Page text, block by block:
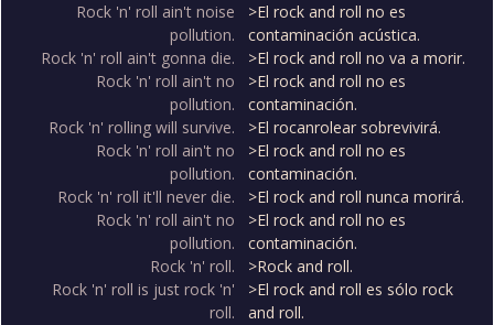
Rock 'n' roll ain't noise
pollution.
Rock 'n' roll ain't gonna die.
Rock 'n' roll ain't no
pollution.
Rock 'n' rolling will survive.
Rock 'n' roll ain't no
pollution.
Rock 'n' roll it'll never die.
Rock 'n' roll ain't no
pollution.
Rock 'n' roll.
Rock 'n' roll is just rock 'n'
roll.
>El rock and roll no es
contaminación acústica.
>El rock and roll no va a morir.
>El rock and roll no es
contaminación.
>El rocanrolear sobrevivirá.
>El rock and roll no es
contaminación.
>El rock and roll nunca morirá.
>El rock and roll no es
contaminación.
>Rock and roll.
>El rock and roll es sólo rock
and roll.